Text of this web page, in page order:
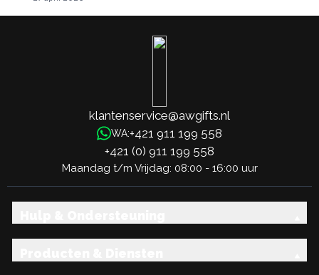
klantenservice@awgifts.nl
WA:+421 911 199 558
+421 (0) 911 199 558
Maandag t/m Vrijdag: 08:00 - 16:00 uur